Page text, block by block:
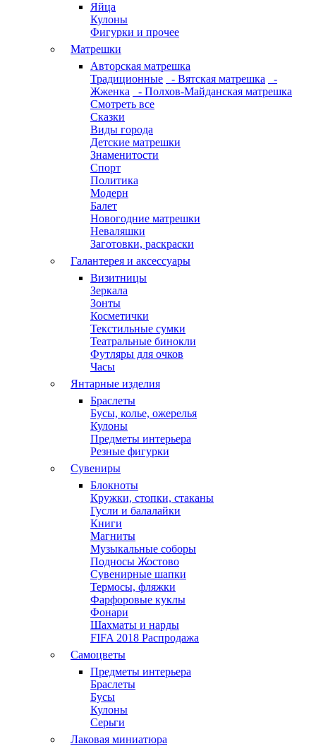
Яйца
Кулоны
Фигурки и прочее
Матрешки
Авторская матрешка
Традиционные
- Вятская матрешка
-
Жженка
- Полхов-Майданская матрешка
Смотреть все
Сказки
Виды города
Детские матрешки
Знаменитости
Спорт
Политика
Модерн
Балет
Новогодние матрешки
Неваляшки
Заготовки, раскраски
Галантерея и аксессуары
Визитницы
Зеркала
Зонты
Косметички
Текстильные сумки
Театральные бинокли
Футляры для очков
Часы
Янтарные изделия
Браслеты
Бусы, колье, ожерелья
Кулоны
Предметы интерьера
Резные фигурки
Сувениры
Блокноты
Кружки, стопки, стаканы
Гусли и балалайки
Книги
Магниты
Музыкальные соборы
Подносы Жостово
Сувенирные шапки
Термосы, фляжки
Фарфоровые куклы
Фонари
Шахматы и нарды
FIFA 2018 Распродажа
Самоцветы
Предметы интерьера
Браслеты
Бусы
Кулоны
Серьги
Лаковая миниатюра